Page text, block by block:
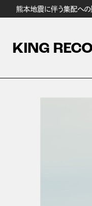
熊本地震に伴う集配へ
KING